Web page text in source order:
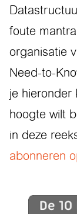
foute
organisatie
Need-to-
je hieronder
hoogte wilt
in deze
abonneren